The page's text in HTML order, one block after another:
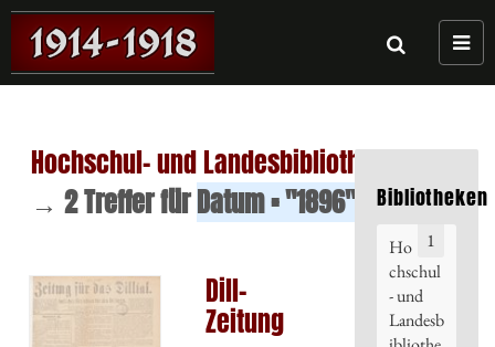
Bibliotheken
1
Ho
chschul
- und
Landesb
Hochschul- und Landesbibliothek Fulda
→ 2TrefferfürDatum = "1896"
Dill-
Zeitung